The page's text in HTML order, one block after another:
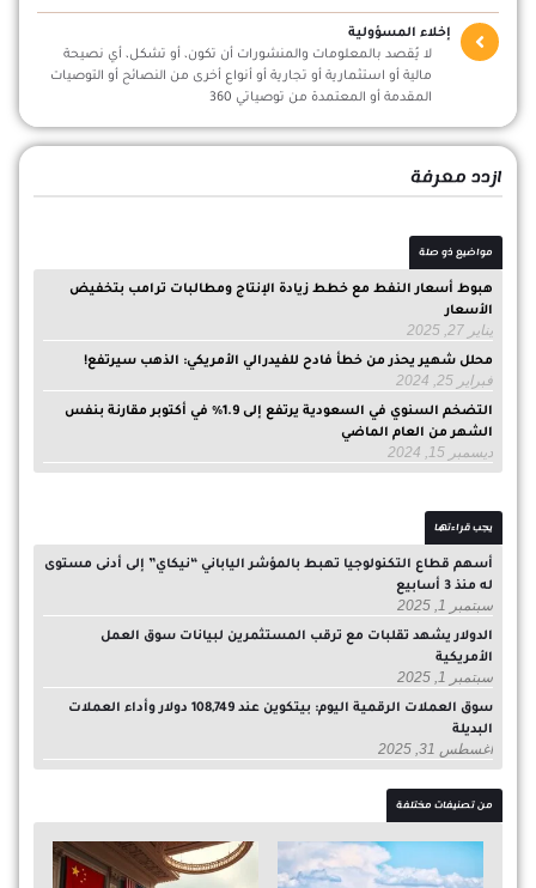
إخلاء المسؤولية
لا يُقصد بالمعلومات والمنشورات أن تكون، أو تشكل، أي نصيحة
مالية أو استثمارية أو تجارية أو أنواع أخرى من النصائح أو التوصيات
المقدمة أو المعتمدة من توصياتي 360
ازدد معرفة
مواضيع ذو صلة
هبوط أسعار النفط مع خطط زيادة الإنتاج ومطالبات ترامب بتخفيض
الأسعار
يناير 27, 2025
محلل شهير يحذر من خطأ فادح للفيدرالي الأمريكي: الذهب سيرتفع!
فبراير 25, 2024
التضخم السنوي في السعودية يرتفع إلى 1.9% في أكتوبر مقارنة بنفس
الشهر من العام الماضي
ديسمبر 15, 2024
يجب قراءتها
أسهم قطاع التكنولوجيا تهبط بالمؤشر الياباني “نيكاي” إلى أدنى مستوى
له منذ 3 أسابيع
سبتمبر 1, 2025
الدولار يشهد تقلبات مع ترقب المستثمرين لبيانات سوق العمل
الأمريكية
سبتمبر 1, 2025
سوق العملات الرقمية اليوم: بيتكوين عند 108,749 دولار وأداء العملات
البديلة
أغسطس 31, 2025
من تصنيفات مختلفة